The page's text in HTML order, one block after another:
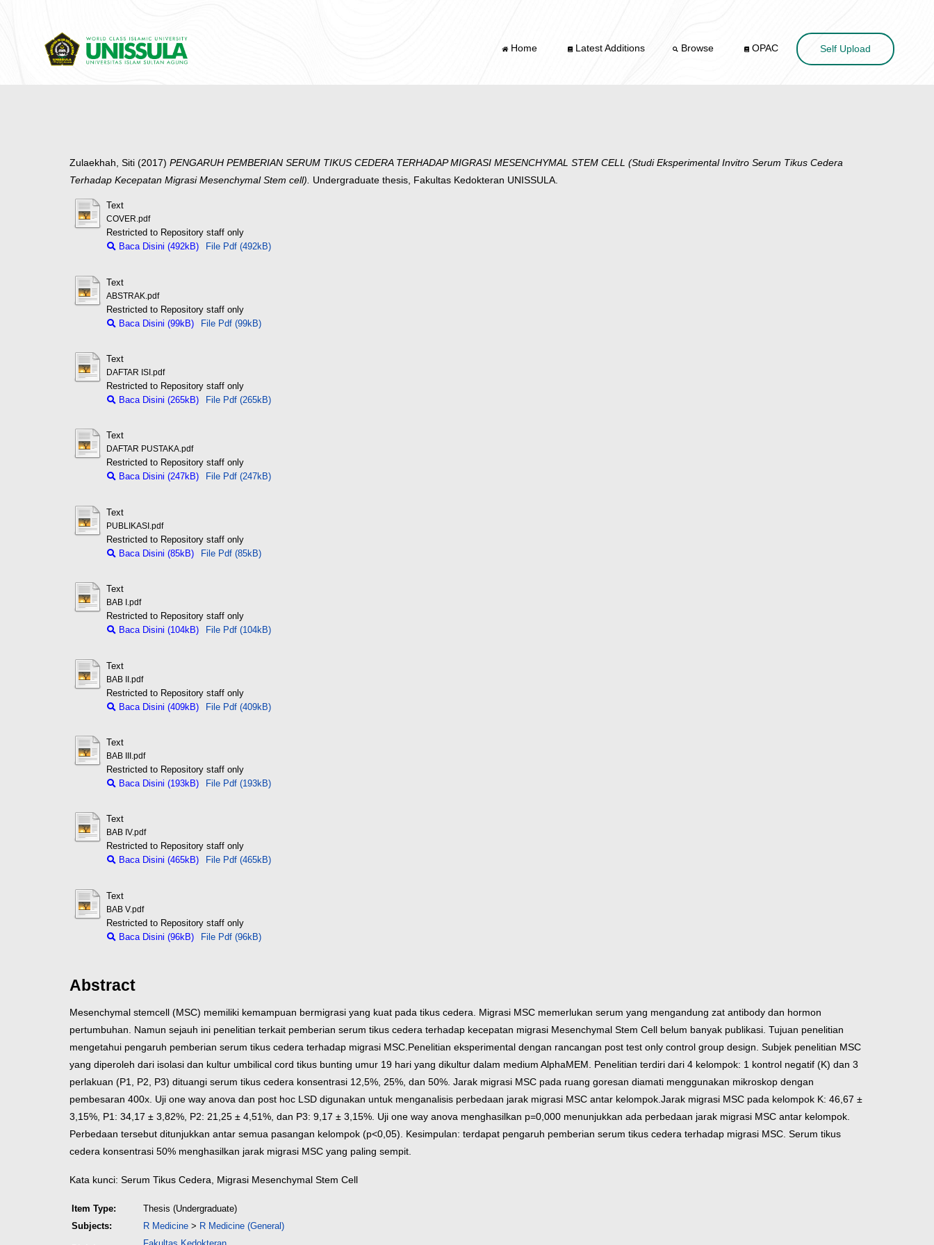
Home Latest Additions Browse OPAC Self Upload
Zulaekhah, Siti (2017) PENGARUH PEMBERIAN SERUM TIKUS CEDERA TERHADAP MIGRASI MESENCHYMAL STEM CELL (Studi Eksperimental Invitro Serum Tikus Cedera
Terhadap Kecepatan Migrasi Mesenchymal Stem cell). Undergraduate thesis, Fakultas Kedokteran UNISSULA.
Text
COVER.pdf
Restricted to Repository staff only
Baca Disini (492kB)
File Pdf (492kB)
Text
ABSTRAK.pdf
Restricted to Repository staff only
Baca Disini (99kB)
File Pdf (99kB)
Text
DAFTAR ISI.pdf
Restricted to Repository staff only
Baca Disini (265kB)
File Pdf (265kB)
Text
DAFTAR PUSTAKA.pdf
Restricted to Repository staff only
Baca Disini (247kB)
File Pdf (247kB)
Text
PUBLIKASI.pdf
Restricted to Repository staff only
Baca Disini (85kB)
File Pdf (85kB)
Text
BAB I.pdf
Restricted to Repository staff only
Baca Disini (104kB)
File Pdf (104kB)
Text
BAB II.pdf
Restricted to Repository staff only
Baca Disini (409kB)
File Pdf (409kB)
Text
BAB III.pdf
Restricted to Repository staff only
Baca Disini (193kB)
File Pdf (193kB)
Text
BAB IV.pdf
Restricted to Repository staff only
Baca Disini (465kB)
File Pdf (465kB)
Text
BAB V.pdf
Restricted to Repository staff only
Baca Disini (96kB)
File Pdf (96kB)
Abstract
Mesenchymal stemcell (MSC) memiliki kemampuan bermigrasi yang kuat pada tikus cedera. Migrasi MSC memerlukan serum yang mengandung zat antibody dan hormon
pertumbuhan. Namun sejauh ini penelitian terkait pemberian serum tikus cedera terhadap kecepatan migrasi Mesenchymal Stem Cell belum banyak publikasi. Tujuan penelitian
mengetahui pengaruh pemberian serum tikus cedera terhadap migrasi MSC. Penelitian eksperimental dengan rancangan post test only control group design. Subjek penelitian MSC
yang diperoleh dari isolasi dan kultur umbilical cord tikus bunting umur 19 hari yang dikultur dalam medium AlphaMEM. Penelitian terdiri dari 4 kelompok: 1 kontrol negatif (K) dan 3
perlakuan (P1, P2, P3) dituangi serum tikus cedera konsentrasi 12,5%, 25%, dan 50%. Jarak migrasi MSC pada ruang goresan diamati menggunakan mikroskop dengan
pembesaran 400x. Uji one way anova dan post hoc LSD digunakan untuk menganalisis perbedaan jarak migrasi MSC antar kelompok. Jarak migrasi MSC pada kelompok K: 46,67 ±
3,15%, P1: 34,17 ± 3,82%, P2: 21,25 ± 4,51%, dan P3: 9,17 ± 3,15%. Uji one way anova menghasilkan p=0,000 menunjukkan ada perbedaan jarak migrasi MSC antar kelompok.
Perbedaan tersebut ditunjukkan antar semua pasangan kelompok (p<0,05). Kesimpulan: terdapat pengaruh pemberian serum tikus cedera terhadap migrasi MSC. Serum tikus
cedera konsentrasi 50% menghasilkan jarak migrasi MSC yang paling sempit.
Kata kunci: Serum Tikus Cedera, Migrasi Mesenchymal Stem Cell
Item Type:
Thesis (Undergraduate)
Subjects:
R Medicine > R Medicine (General)